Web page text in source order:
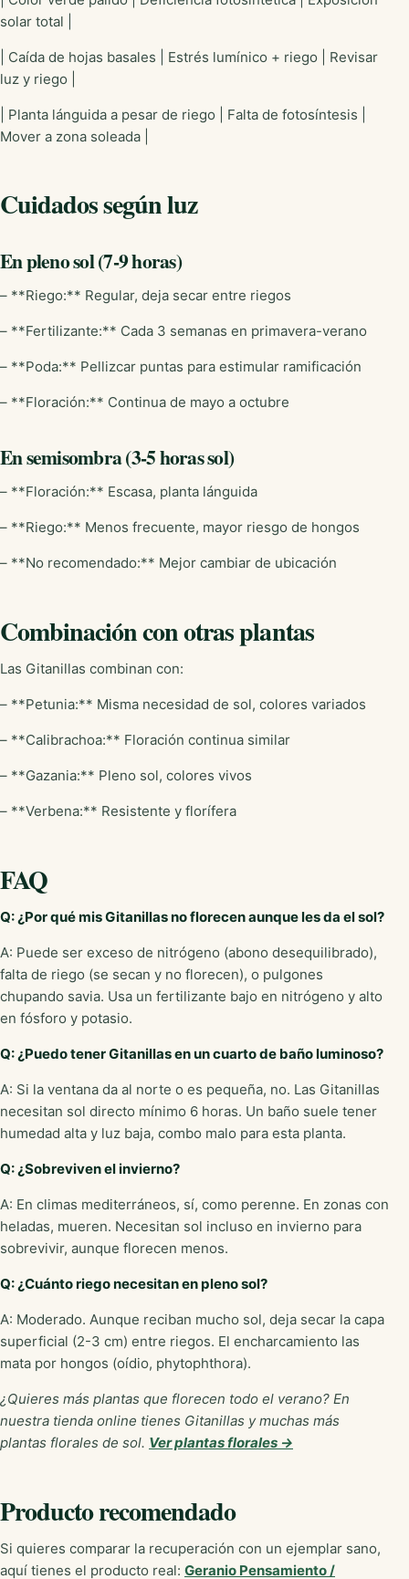
solar total |
| Caída de hojas basales | Estrés lumínico + riego | Revisar
luz y riego |
| Planta lánguida a pesar de riego | Falta de fotosíntesis |
Mover a zona soleada |
Cuidados según luz
En pleno sol (7-9 horas)
– **Riego:** Regular, deja secar entre riegos
– **Fertilizante:** Cada 3 semanas en primavera-verano
– **Poda:** Pellizcar puntas para estimular ramificación
– **Floración:** Continua de mayo a octubre
En semisombra (3-5 horas sol)
– **Floración:** Escasa, planta lánguida
– **Riego:** Menos frecuente, mayor riesgo de hongos
– **No recomendado:** Mejor cambiar de ubicación
Combinación con otras plantas
Las Gitanillas combinan con:
– **Petunia:** Misma necesidad de sol, colores variados
– **Calibrachoa:** Floración continua similar
– **Gazania:** Pleno sol, colores vivos
– **Verbena:** Resistente y florífera
FAQ
Q: ¿Por qué mis Gitanillas no florecen aunque les da el sol?
A: Puede ser exceso de nitrógeno (abono desequilibrado),
falta de riego (se secan y no florecen), o pulgones
chupando savia. Usa un fertilizante bajo en nitrógeno y alto
en fósforo y potasio.
Q: ¿Puedo tener Gitanillas en un cuarto de baño luminoso?
A: Si la ventana da al norte o es pequeña, no. Las Gitanillas
necesitan sol directo mínimo 6 horas. Un baño suele tener
humedad alta y luz baja, combo malo para esta planta.
Q: ¿Sobreviven el invierno?
A: En climas mediterráneos, sí, como perenne. En zonas con
heladas, mueren. Necesitan sol incluso en invierno para
sobrevivir, aunque florecen menos.
Q: ¿Cuánto riego necesitan en pleno sol?
A: Moderado. Aunque reciban mucho sol, deja secar la capa
superficial (2-3 cm) entre riegos. El encharcamiento las
mata por hongos (oídio, phytophthora).
¿Quieres más plantas que florecen todo el verano? En
nuestra tienda online tienes Gitanillas y muchas más
plantas florales de sol. Ver plantas florales →
Producto recomendado
Si quieres comparar la recuperación con un ejemplar sano,
aquí tienes el producto real: Geranio Pensamiento /